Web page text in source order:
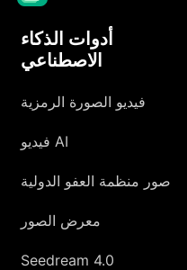
أدوات الذكاء
الاصطناعي
فيديو الصورة الرمزية
فيديو AI
صور منظمة العفو الدولية
معرض الصور
Seedream 4.0